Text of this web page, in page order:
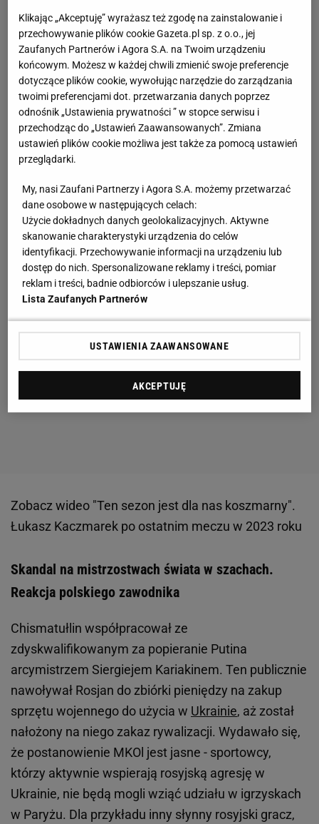
Zobacz wideo "Ten sezon jest dla nas koszmarny".
Łukasz Kaczmarek po ostatnim meczu w 2023 roku
Skandal na mistrzostwach świata w szachach.
Reakcja polskiego zawodnika
Chismatułlin współpracował ze
zdyskwalifikowanym za popieranie Putina
arcymistrzem Siergiejem Kariakinem. Ten publicznie
nawoływał Rosjan do zbiórki pieniędzy na zakup
sprzętu wojennego do użycia w Ukrainie, aż został
nałożony na niego zakaz rywalizacji. Wydawało się,
że postanowienie MKOl jest jasne - sportowcy,
którzy aktywnie wspierają rosyjską agresję w
Ukrainie, nie będą mogli wziąć udziału w igrzyskach
w Paryżu. Dla przykładu inny słynny rosyjski gracz,
Klikając „Akceptuję” wyrażasz też zgodę na zainstalowanie i
przechowywanie plików cookie Gazeta.pl sp. z o.o., jej
Zaufanych Partnerów i Agora S.A. na Twoim urządzeniu
końcowym. Możesz w każdej chwili zmienić swoje preferencje
dotyczące plików cookie, wywołując narzędzie do zarządzania
twoimi preferencjami dot. przetwarzania danych poprzez
odnośnik „Ustawienia prywatności ” w stopce serwisu i
przechodząc do „Ustawień Zaawansowanych”. Zmiana
ustawień plików cookie możliwa jest także za pomocą ustawień
przeglądarki.
My, nasi Zaufani Partnerzy i Agora S.A. możemy przetwarzać
dane osobowe w następujących celach:
Użycie dokładnych danych geolokalizacyjnych. Aktywne
skanowanie charakterystyki urządzenia do celów
identyfikacji. Przechowywanie informacji na urządzeniu lub
dostęp do nich. Spersonalizowane reklamy i treści, pomiar
reklam i treści, badnie odbiorców i ulepszanie usług.
Lista Zaufanych Partnerów
USTAWIENIA ZAAWANSOWANE
AKCEPTUJĘ